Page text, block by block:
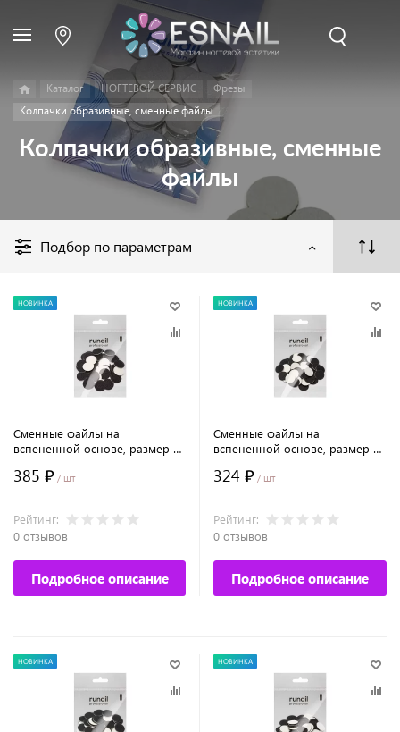
Каталог НОГТЕВОЙ СЕРВИС
Фрезы
Колпачки образивные, сменные файлы
Колпачки образивные, сменные
файлы
Подбор по параметрам
НОВИНКА
Сменные файлы на
вспененной основе, размер L
385 ₽ / шт
Рейтинг:
0 отзывов
Подробное описание
НОВИНКА
Сменные файлы на
вспененной основе, размер М
324 ₽ / шт
Рейтинг:
0 отзывов
Подробное описание
НОВИНКА НОВИНКА